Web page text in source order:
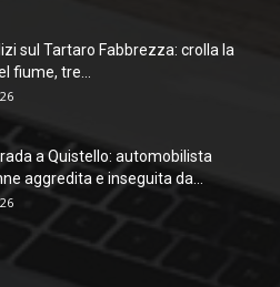
sul Tartaro Fabbrezza: crolla la
fiume, tre...
a Quistello: automobilista
aggredita e inseguita da...